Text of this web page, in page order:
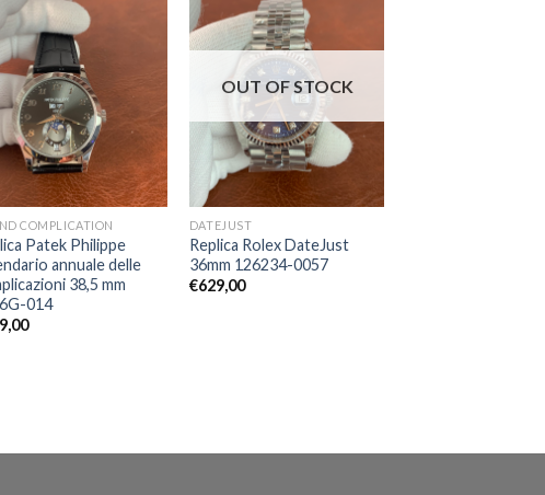
COMPLICATION
Patek Philippe
annuale delle
38,5 mm
014
OUT OF STOCK
DATEJUST
Replica Rolex DateJust
36mm 126234-0057
€629,00